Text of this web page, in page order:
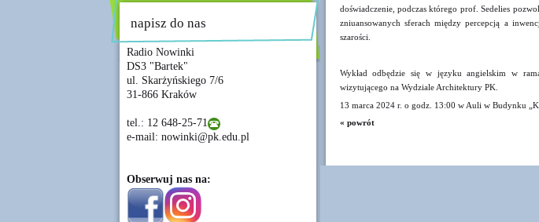
napisz do nas
Radio Nowinki
DS3 "Bartek"
ul. Skarżyńskiego 7/6
31-866 Kraków
tel.: 12 648-25-71
e-mail: nowinki@pk.edu.pl
Obserwuj nas na:
doświadczenie, podczas którego prof. Sedelies
zniuansowanych sferach między percepcją a
szarości.
Wykład odbędzie się w języku angielskim w
wizytującego na Wydziale Architektury PK.
13 marca 2024 r. o godz. 13:00 w Auli w Budynku
« powrót